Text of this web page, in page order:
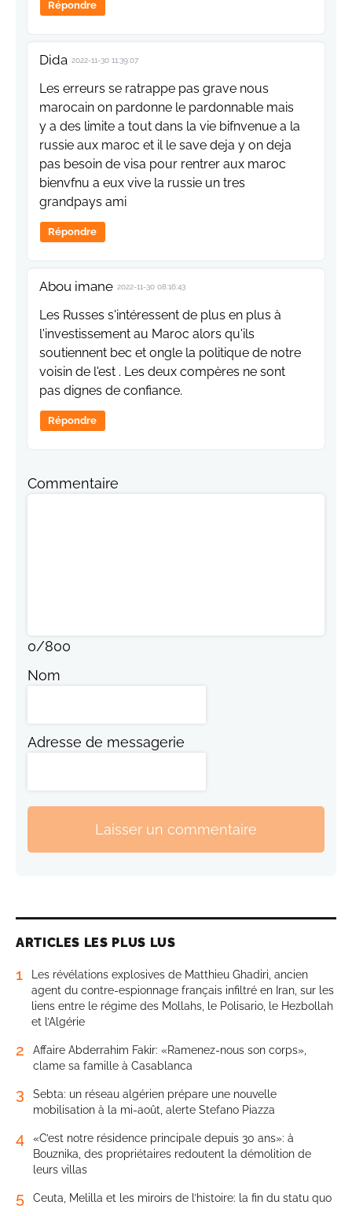
Répondre
Dida 2022-11-30 11:39:07
Les erreurs se ratrappe pas grave nous
marocain on pardonne le pardonnable mais
y a des limite a tout dans la vie bifnvenue a la
russie aux maroc et il le save deja y on deja
pas besoin de visa pour rentrer aux maroc
bienvfnu a eux vive la russie un tres
grandpays ami
Répondre
Abou imane 2022-11-30 08:16:43
Les Russes s'intéressent de plus en plus à
l'investissement au Maroc alors qu'ils
soutiennent bec et ongle la politique de notre
voisin de l'est . Les deux compères ne sont
pas dignes de confiance.
Répondre
Commentaire
0/800
Nom
Adresse de messagerie
Laisser un commentaire
ARTICLES LES PLUS LUS
1
Les révélations explosives de Matthieu Ghadiri, ancien
agent du contre-espionnage français infiltré en Iran, sur les
liens entre le régime des Mollahs, le Polisario, le Hezbollah
et l’Algérie
2
Affaire Abderrahim Fakir: «Ramenez-nous son corps»,
clame sa famille à Casablanca
3
Sebta: un réseau algérien prépare une nouvelle
mobilisation à la mi-août, alerte Stefano Piazza
4
«C’est notre résidence principale depuis 30 ans»: à
Bouznika, des propriétaires redoutent la démolition de
leurs villas
5 Ceuta, Melilla et les miroirs de l’histoire: la fin du statu quo